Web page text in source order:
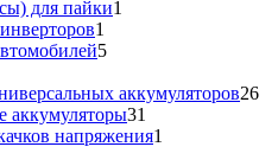
товара
для пайки1
1
товар
55
аккумуляторов2626
аккумуляторы31
товар
напряжения1